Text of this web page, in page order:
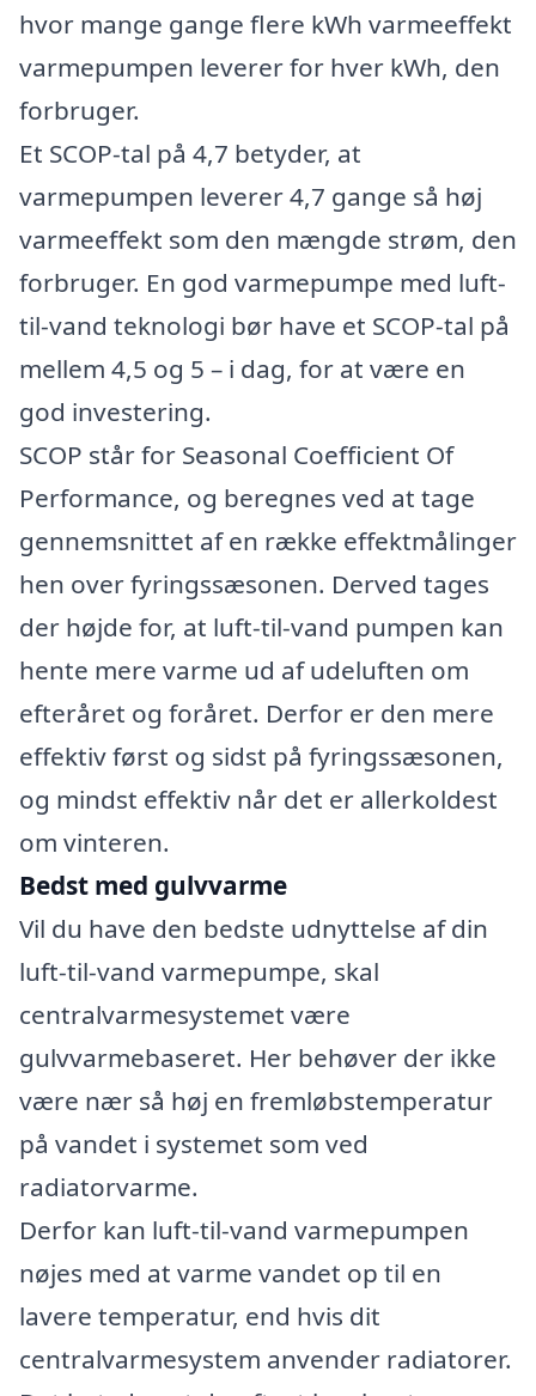
hvor mange gange flere kWh varmeeffekt
varmepumpen leverer for hver kWh, den
forbruger.
Et SCOP-tal på 4,7 betyder, at
varmepumpen leverer 4,7 gange så høj
varmeeffekt som den mængde strøm, den
forbruger. En god varmepumpe med luft-
til-vand teknologi bør have et SCOP-tal på
mellem 4,5 og 5 – i dag, for at være en
god investering.
SCOP står for Seasonal Coefficient Of
Performance, og beregnes ved at tage
gennemsnittet af en række effektmålinger
hen over fyringssæsonen. Derved tages
der højde for, at luft-til-vand pumpen kan
hente mere varme ud af udeluften om
efteråret og foråret. Derfor er den mere
effektiv først og sidst på fyringssæsonen,
og mindst effektiv når det er allerkoldest
om vinteren.
Bedst med gulvvarme
Vil du have den bedste udnyttelse af din
luft-til-vand varmepumpe, skal
centralvarmesystemet være
gulvvarmebaseret. Her behøver der ikke
være nær så høj en fremløbstemperatur
på vandet i systemet som ved
radiatorvarme.
Derfor kan luft-til-vand varmepumpen
nøjes med at varme vandet op til en
lavere temperatur, end hvis dit
centralvarmesystem anvender radiatorer.